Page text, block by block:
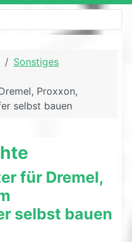
Sonstiges
Proxxon,
selbst bauen
für Dremel,
selbst bauen